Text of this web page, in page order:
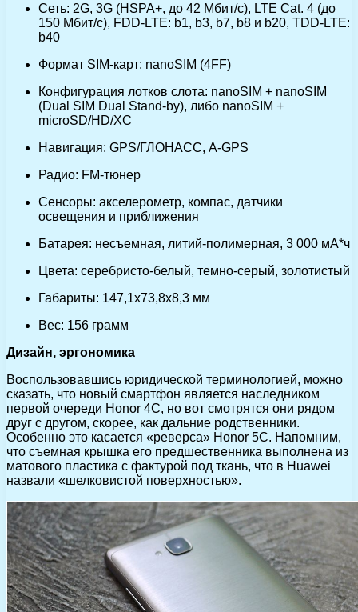
Сеть: 2G, 3G (HSPA+, до 42 Мбит/с), LTE Cat. 4 (до
150 Мбит/с), FDD-LTE: b1, b3, b7, b8 и b20, TDD-LTE:
b40
Формат SIM-карт: nanoSIM (4FF)
Конфигурация лотков слота: nanoSIM + nanoSIM
(Dual SIM Dual Stand-by), либо nanoSIM +
microSD/HD/XC
Навигация: GPS/ГЛОНАСС, A-GPS
Радио: FM-тюнер
Сенсоры: акселерометр, компас, датчики
освещения и приближения
Батарея: несъемная, литий-полимерная, 3 000 мА*ч
Цвета: серебристо-белый, темно-серый, золотистый
Габариты: 147,1х73,8х8,3 мм
Вес: 156 грамм
Дизайн, эргономика
Воспользовавшись юридической терминологией, можно
сказать, что новый смартфон является наследником
первой очереди Honor 4C, но вот смотрятся они рядом
друг с другом, скорее, как дальние родственники.
Особенно это касается «реверса» Honor 5C. Напомним,
что съемная крышка его предшественника выполнена из
матового пластика с фактурой под ткань, что в Huawei
назвали «шелковистой поверхностью».